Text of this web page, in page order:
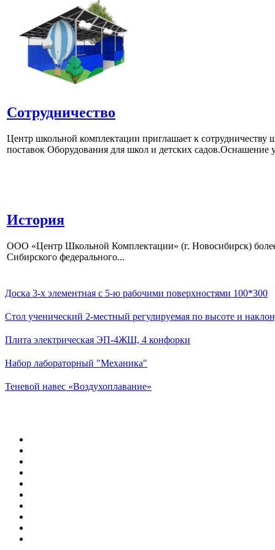
Сотрудничество
Центр школьной комплектации приглашает к
поставок Оборудования для школ и детских
История
ООО «Центр Школьной Комплектации» (г. Новосибирск) более
Сибирского федерального...
Доска 3-х элементная с 5-ю рабочими поверхностями 100*300
Стол ученический 2-местный регулируемая по высоте и
Плита электрическая ЭП-4ЖШ, 4 конфорки
Набор лабораторный "Механика"
Теневой навес «Воздухоплавание»